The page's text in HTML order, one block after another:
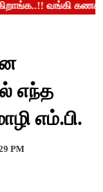
எந்த
எம்.பி.
PM